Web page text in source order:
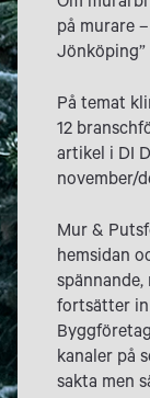
på murare
Jönköping”
På temat
12
artikel i DI
november/
Mur &
hemsidan
fortsätter in
kanaler på
sakta men